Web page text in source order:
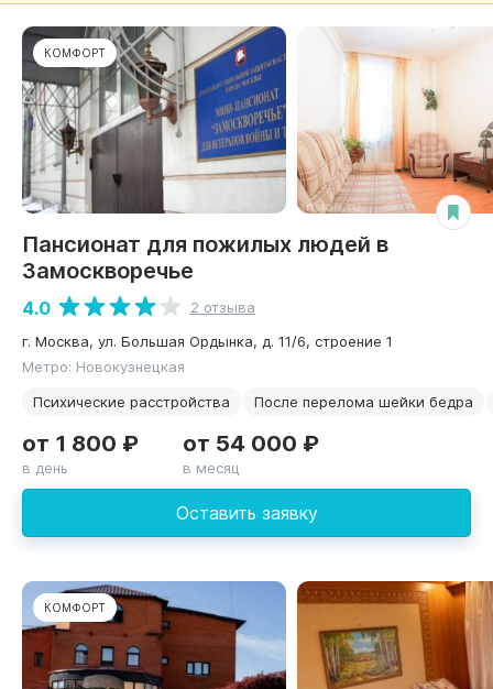
КОМФОРТ
Пансионат для пожилых людей в
Замоскворечье
4.0
2 отзыва
г. Москва, ул. Большая Ордынка, д. 11/6, строение 1
Метро: Новокузнецкая
Психические расстройства
После перелома шейки бедра
Оставить заявку
от 1 800 ₽
в день
от 54 000 ₽
в месяц
КОМФОРТ